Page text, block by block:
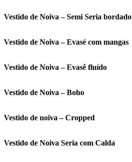
Vestido de Noiva – Semi Seria bordado
Vestido de Noiva – Evasé com mangas
Vestido de Noiva – Evasê fluído
Vestido de Noiva – Boho
Vestido de noiva – Cropped
Vestido de Noiva Seria com Calda